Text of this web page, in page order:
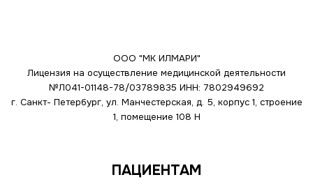
ООО "МК ИЛМАРИ"
Лицензия на осуществление медицинской деятельности
№Л041-01148-78/03789835 ИНН: 7802949692
г. Санкт- Петербург, ул. Манчестерская, д. 5, корпус 1, строение
1, помещение 108 Н
ПАЦИЕНТАМ